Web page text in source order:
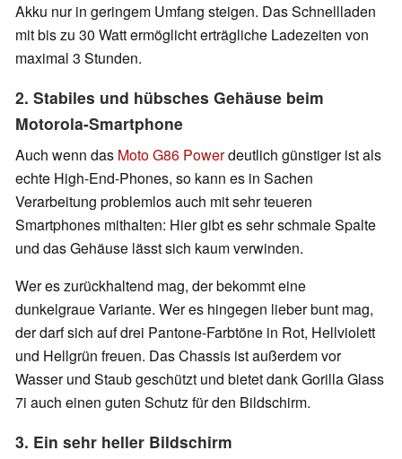
Akku nur in geringem Umfang steigen. Das Schnellladen
mit bis zu 30 Watt ermöglicht erträgliche Ladezeiten von
maximal 3 Stunden.
2. Stabiles und hübsches Gehäuse beim
Motorola-Smartphone
Auch wenn das Moto G86 Powerdeutlich günstiger ist als
echte High-End-Phones, so kann es in Sachen
Verarbeitung problemlos auch mit sehr teueren
Smartphones mithalten: Hier gibt es sehr schmale Spalte
und das Gehäuse lässt sich kaum verwinden.
Wer es zurückhaltend mag, der bekommt eine
dunkelgraue Variante. Wer es hingegen lieber bunt mag,
der darf sich auf drei Pantone-Farbtöne in Rot, Hellviolett
und Hellgrün freuen. Das Chassis ist außerdem vor
Wasser und Staub geschützt und bietet dank Gorilla Glass
7i auch einen guten Schutz für den Bildschirm.
3. Ein sehr heller Bildschirm